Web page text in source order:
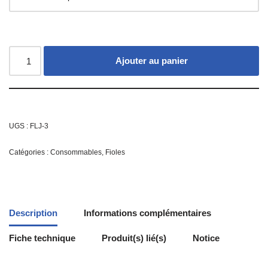
Ajouter au panier
UGS : FLJ-3
Catégories : Consommables, Fioles
Description Informations complémentaires
Fiche technique Produit(s) lié(s) Notice